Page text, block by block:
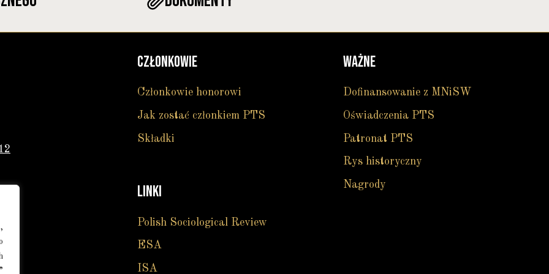
CZŁONKOWIE
Członkowie honorowi
Jak zostać członkiem PTS
Składki
LINKI
Polish Sociological Review
ESA
ISA
WAŻNE
Dofinansowanie z MNiSW
Oświadczenia PTS
Patronat PTS
Rys historyczny
Nagrody